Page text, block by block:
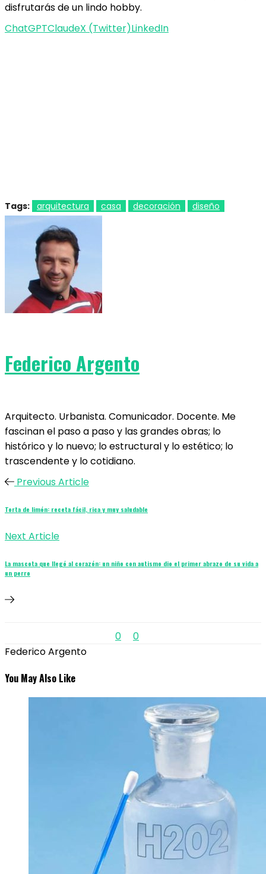
disfrutarás de un lindo hobby.
ChatGPTClaudeX (Twitter)LinkedIn
Tags: arquitectura casa decoración diseño
Federico Argento
Arquitecto. Urbanista. Comunicador. Docente. Me
fascinan el paso a paso y las grandes obras; lo
histórico y lo nuevo; lo estructural y lo estético; lo
trascendente y lo cotidiano.
Previous Article
Torta de limón: receta fácil, rica y muy saludable
Next Article
La mascota que llegó al corazón: un niño con autismo dio el primer abrazo de su vida a
un perro
0
0
Federico Argento
You May Also Like